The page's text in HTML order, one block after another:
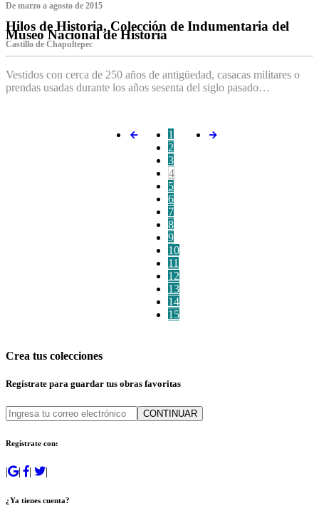
De marzo a agosto de 2015
Hilos de Historia, Colección de Indumentaria del
Museo Nacional de Historia
Castillo de Chapultepec
Vestidos con cerca de 250 años de antigüedad, casacas militares o
prendas usadas durante los años sesenta del siglo pasado…
1
2
3
4
5
6
7
8
9
10
11
12
13
14
15
Crea tus colecciones
Regístrate para guardar tus obras favoritas
CONTINUAR
Regístrate con:
| | | |
¿Ya tienes cuenta?